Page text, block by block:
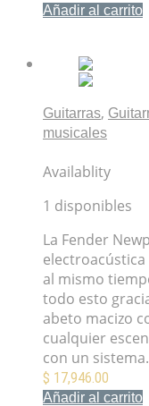
Añadir al carrito
Guitarras,
musicales
Availablity
1 disponibles
La Fender
al mismo
todo esto
abeto macizo
cualquier
con un
$ 17,946.00
Añadir al carrito